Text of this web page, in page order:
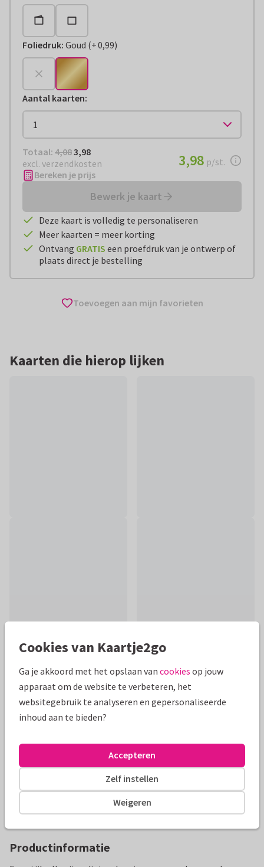
Foliedruk: Goud (
+€ 0,99
+0,99)
Aantal kaarten:
Totaal: € 3,98
Totaal: 4,083,98
excl. verzendkosten
€ 3,98per stuk
3,98 p/st.
Bereken je prijs
Bewerk je kaart
Deze kaart is volledig te personaliseren
Meer kaarten = meer korting
Ontvang GRATIS een proefdruk van je ontwerp of
plaats direct je bestelling
Toevoegen aan mijn favorieten
Kaarten die hierop lijken
Mooie extra's bij je kaart
Productinformatie
Cookies van Kaartje2go
Ga je akkoord met het opslaan van cookies op jouw
apparaat om de website te verbeteren, het
websitegebruik te analyseren en gepersonaliseerde
inhoud aan te bieden?
Weigeren
Zelf instellen
Accepteren